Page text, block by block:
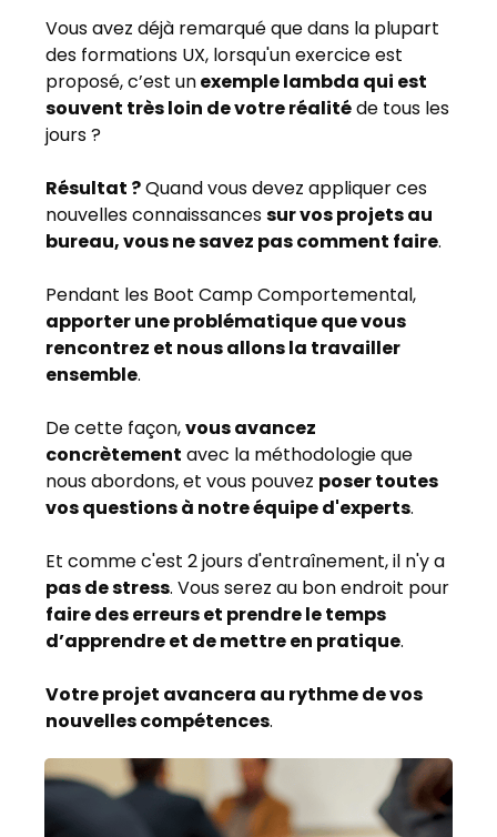
Vous avez déjà remarqué que dans la plupart
des formations UX, lorsqu'un exercice est
proposé, c’est unexemple lambda qui est
souvent très loin de votre réalitéde tous les
jours ?
Résultat ?Quand vous devez appliquer ces
nouvelles connaissancessur vos projets au
bureau, vous ne savez pas comment faire.
Pendant les Boot Camp Comportemental,
apporter une problématique que vous
rencontrez et nous allons la travailler
ensemble.
De cette façon,vous avancez
concrètement avec la méthodologie que
nous abordons, et vous pouvez poser toutes
vos questions à notre équipe d'experts.
Et comme c'est 2 jours d'entraînement, il n'y a
pas de stress. Vous serez au bon endroit pour
faire des erreurs et prendre le temps
d’apprendre et de mettre en pratique.
Votre projet avancera au rythme de vos
nouvelles compétences.